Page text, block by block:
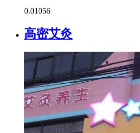
0.01056
高密艾灸